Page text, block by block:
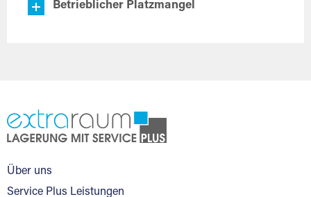
Betrieblicher Platzmangel
Über uns
Service Plus Leistungen